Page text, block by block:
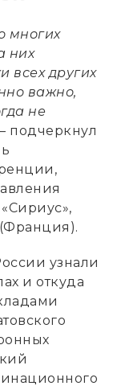
многих
них
всех других
важно,
не
– подчеркнул
узнали
и откуда